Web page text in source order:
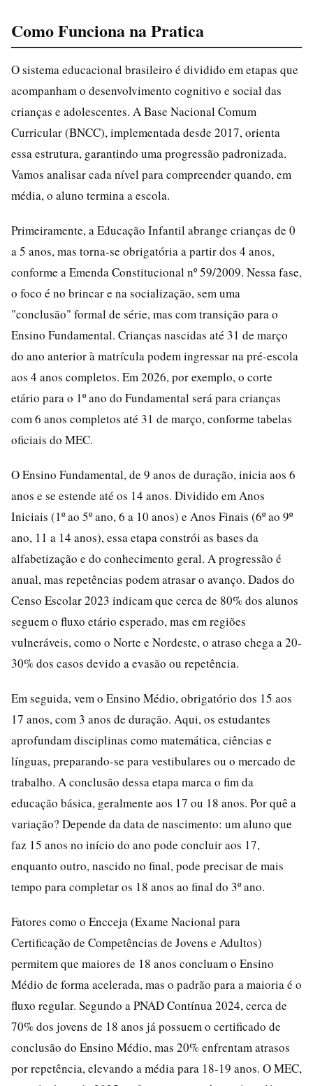
Como Funciona na Pratica
O sistema educacional brasileiro é dividido em etapas que
acompanham o desenvolvimento cognitivo e social das
crianças e adolescentes. A Base Nacional Comum
Curricular (BNCC), implementada desde 2017, orienta
essa estrutura, garantindo uma progressão padronizada.
Vamos analisar cada nível para compreender quando, em
média, o aluno termina a escola.
Primeiramente, a Educação Infantil abrange crianças de 0
a 5 anos, mas torna-se obrigatória a partir dos 4 anos,
conforme a Emenda Constitucional nº 59/2009. Nessa fase,
o foco é no brincar e na socialização, sem uma
"conclusão" formal de série, mas com transição para o
Ensino Fundamental. Crianças nascidas até 31 de março
do ano anterior à matrícula podem ingressar na pré-escola
aos 4 anos completos. Em 2026, por exemplo, o corte
etário para o 1º ano do Fundamental será para crianças
com 6 anos completos até 31 de março, conforme tabelas
oficiais do MEC.
O Ensino Fundamental, de 9 anos de duração, inicia aos 6
anos e se estende até os 14 anos. Dividido em Anos
Iniciais (1º ao 5º ano, 6 a 10 anos) e Anos Finais (6º ao 9º
ano, 11 a 14 anos), essa etapa constrói as bases da
alfabetização e do conhecimento geral. A progressão é
anual, mas repetências podem atrasar o avanço. Dados do
Censo Escolar 2023 indicam que cerca de 80% dos alunos
seguem o fluxo etário esperado, mas em regiões
vulneráveis, como o Norte e Nordeste, o atraso chega a 20-
30% dos casos devido a evasão ou repetência.
Em seguida, vem o Ensino Médio, obrigatório dos 15 aos
17 anos, com 3 anos de duração. Aqui, os estudantes
aprofundam disciplinas como matemática, ciências e
línguas, preparando-se para vestibulares ou o mercado de
trabalho. A conclusão dessa etapa marca o fim da
educação básica, geralmente aos 17 ou 18 anos. Por quê a
variação? Depende da data de nascimento: um aluno que
faz 15 anos no início do ano pode concluir aos 17,
enquanto outro, nascido no final, pode precisar de mais
tempo para completar os 18 anos ao final do 3º ano.
Fatores como o Encceja (Exame Nacional para
Certificação de Competências de Jovens e Adultos)
permitem que maiores de 18 anos concluam o Ensino
Médio de forma acelerada, mas o padrão para a maioria é o
fluxo regular. Segundo a PNAD Contínua 2024, cerca de
70% dos jovens de 18 anos já possuem o certificado de
conclusão do Ensino Médio, mas 20% enfrentam atrasos
por repetência, elevando a média para 18-19 anos. O MEC,